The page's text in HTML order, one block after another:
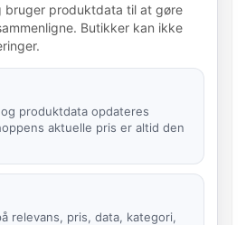
bruger produktdata til at gøre
Butikker kan ikke
produktdata opdateres
aktuelle pris er altid den
relevans, pris, data, kategori,